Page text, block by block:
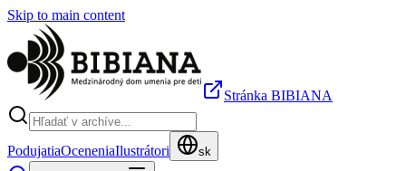
Skip to main content
Stránka BIBIANA
PodujatiaOceneniaIlustrátori sk